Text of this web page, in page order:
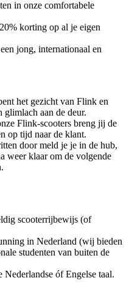
in onze comfortabele
korting op al je eigen
jong, internationaal en
het gezicht van Flink en
glimlach aan de deur.
Flink-scooters breng jij de
op tijd naar de klant.
door meld je je in de hub,
weer klaar om de volgende
scooterrijbewijs (of
in Nederland (wij bieden
studenten van buiten de
Nederlandse óf Engelse taal.